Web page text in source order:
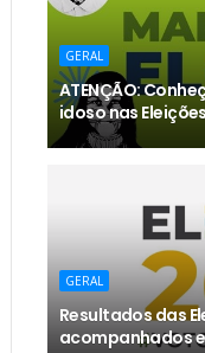
GERAL
ATENÇÃO:
idoso nas
GERAL
Resultados das
acompanhados